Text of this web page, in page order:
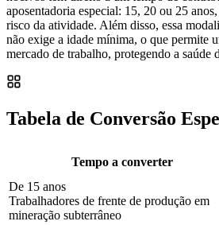
aposentadoria especial: 15, 20 ou 25
risco da atividade. Além disso, essa
não exige a idade mínima, o que permite
mercado de trabalho, protegendo a saúde
Tabela de Conversão
Tempo a converter
De 15 anos
Trabalhadores de frente de produção em
mineração subterrâneo